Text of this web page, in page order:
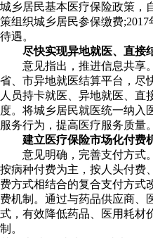
城乡居民基本医疗保险政策，
策组织城乡居民参保缴费
待遇。
尽快实现异地就医、直接
意见指出，推进信息共享
省、市异地就医结算平台，尽
人员持卡就医、异地就医、直
度。将城乡居民就医统一纳入
服务行为，提高医疗服务质量。
建立医疗保险市场化付费
意见明确，完善支付方式
按病种付费为主，按人头付费
费方式相结合的复合支付方式
费机制。通过与药品供应商、
式，有效降低药品、医用耗材
制。